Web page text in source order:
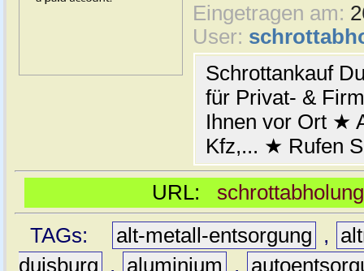
Eingetragen am:
User:
Schrottankauf
für Privat- &
Ihnen vor Ort ★
Kfz,... ★ Rufen
URL:
TAGs:
alt-metall-entsorgung ,
duisburg
, aluminium ,